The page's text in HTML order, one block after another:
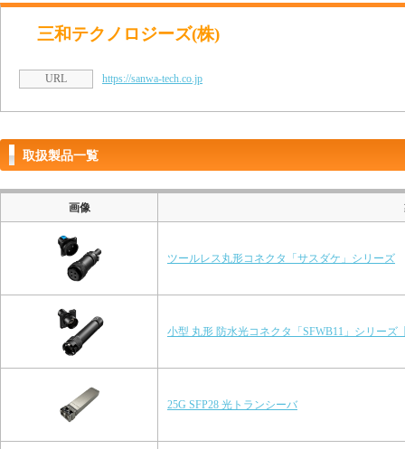
三和テクノロジーズ(株)
URL https://sanwa-tech.co.jp
取扱製品一覧
画像
ツールレス丸形コネクタ「サスダケ」シリーズ
小型 丸形 防水光コネクタ「SFWB11」シリーズ
25G SFP28 光トランシーバ